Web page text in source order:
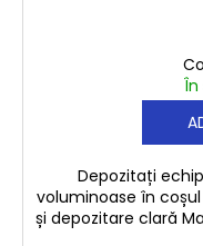
În
Depozitați
voluminoase în
și depozitare clară